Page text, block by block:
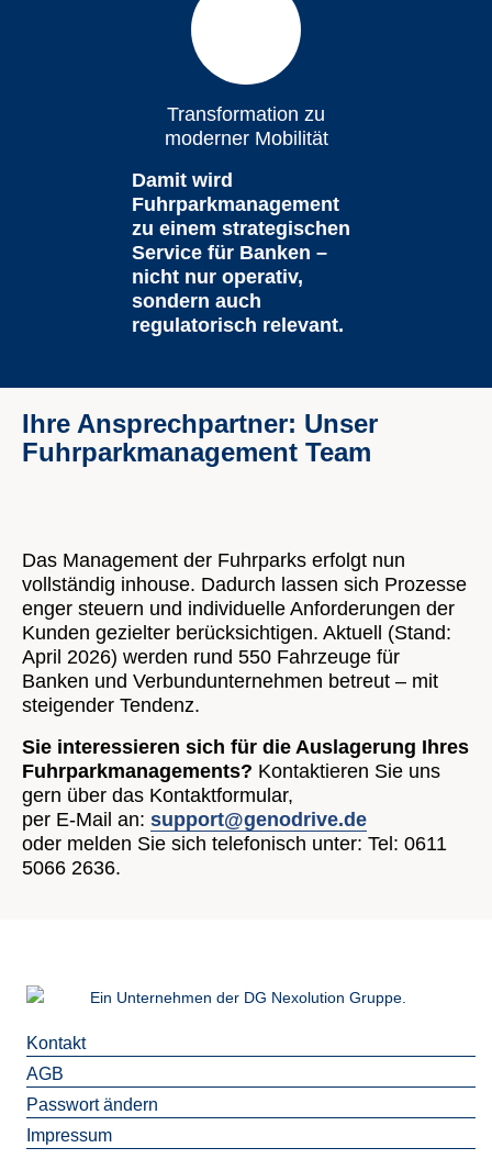
Transformation zu
moderner Mobilität
Damit wird
Fuhrparkmanagement
zu einem strategischen
Service für Banken –
nicht nur operativ,
sondern auch
regulatorisch relevant.
Ihre Ansprechpartner: Unser
Fuhrparkmanagement Team
Das Management der Fuhrparks erfolgt nun
vollständig inhouse. Dadurch lassen sich Prozesse
enger steuern und individuelle Anforderungen der
Kunden gezielter berücksichtigen. Aktuell (Stand:
April 2026) werden rund 550 Fahrzeuge für
Banken und Verbundunternehmen betreut – mit
steigender Tendenz.
Sie interessieren sich für die Auslagerung Ihres
Fuhrparkmanagements? Kontaktieren Sie uns
gern über das Kontaktformular,
per E-Mail an: support@genodrive.de
oder melden Sie sich telefonisch unter: Tel: 0611
5066 2636.
Ein Unternehmen der DG Nexolution Gruppe.
Kontakt
AGB
Passwort ändern
Impressum